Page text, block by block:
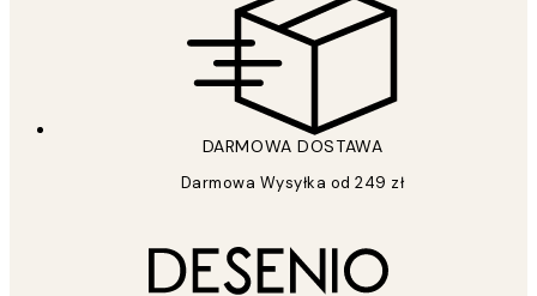
DARMOWA DOSTAWA
Darmowa Wysyłka od 249 zł